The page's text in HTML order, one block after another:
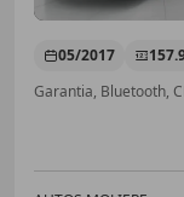
05/2017